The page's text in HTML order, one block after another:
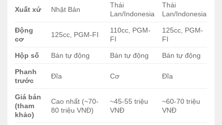
Xuất xứ Nhật Bản
Thái
Lan/Indonesia
Thái
Lan/Indonesia
Động
cơ
125cc, PGM-FI
110cc, PGM-
FI
125cc, PGM-
FI
Hộp số Bán tự động Bán tự động Bán tự động
Phanh
trước
Đĩa Cơ Đĩa
Giá bán
(tham
khảo)
Cao nhất (~70-
80 triệu VNĐ)
~45-55 triệu
VNĐ
~60-70 triệu
VNĐ